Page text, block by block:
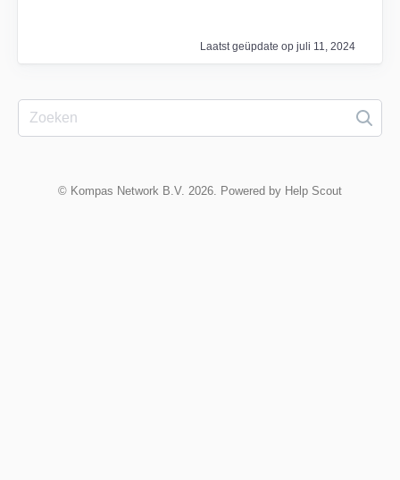
Laatst geüpdate op juli 11, 2024
© Kompas Network B.V. 2026. Powered by Help Scout